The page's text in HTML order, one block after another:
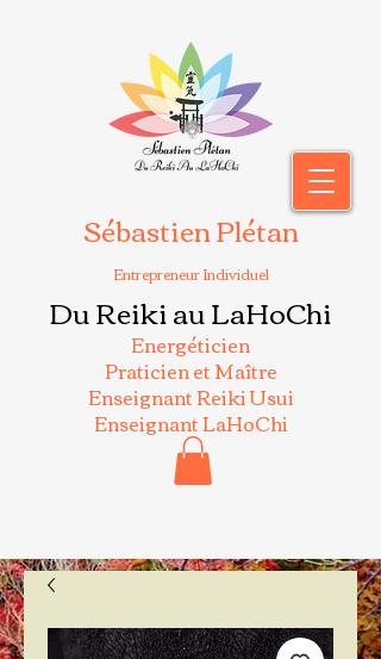
Sébastien Plétan
Entrepreneur Individuel
Du Reiki au LaHoChi
Energéticien
Praticien et Maître
Enseignant Reiki Usui
Enseignant LaHoChi